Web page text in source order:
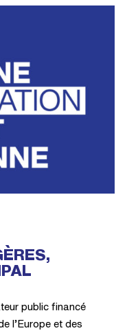
public financé
l’Europe et des